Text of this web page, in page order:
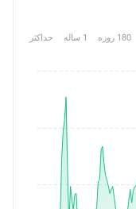
180 روزه 1 ساله حداکثر